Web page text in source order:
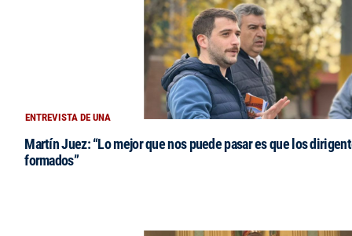
ENTREVISTA DE UNA
Martín Juez: “Lo mejor que nos puede pasar es que los
formados”